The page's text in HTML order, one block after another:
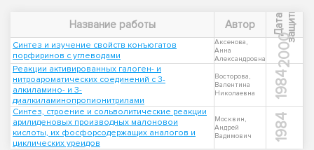
Название работы Автор Д
а
т
а
з
а
щ
и
ты
Синтез и изучение свойств конъюгатов
порфиринов с углеводами
Аксенова,
Анна
Александровна
2000
Реакции активированных галоген- и
нитроароматических соединений с 3-
алкиламино- и 3-
диалкиламинопропионитрилами
Восторова,
Валентина
Николаевна
1984
Синтез, строение и сольволитические реакции
арилиденовых производных малоновои
кислоты, их фосфорсодержащих аналогов и
циклических уреидов
Москвин,
Андрей
Вадимович
1984